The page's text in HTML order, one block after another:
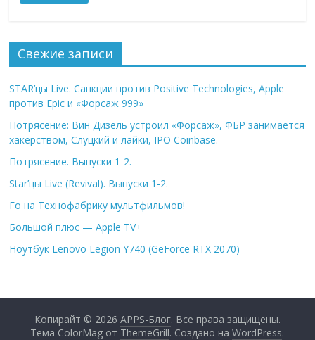
Свежие записи
STAR’цы Live. Санкции против Positive Technologies, Apple
против Epic и «Форсаж 999»
Потрясение: Вин Дизель устроил «Форсаж», ФБР занимается
хакерством, Слуцкий и лайки, IPO Coinbase.
Потрясение. Выпуски 1-2.
Star’цы Live (Revival). Выпуски 1-2.
Го на Технофабрику мультфильмов!
Большой плюс — Apple TV+
Ноутбук Lenovo Legion Y740 (GeForce RTX 2070)
Копирайт © 2026 APPS-Блог. Все права защищены.
Тема ColorMag от ThemeGrill. Создано наWordPress.